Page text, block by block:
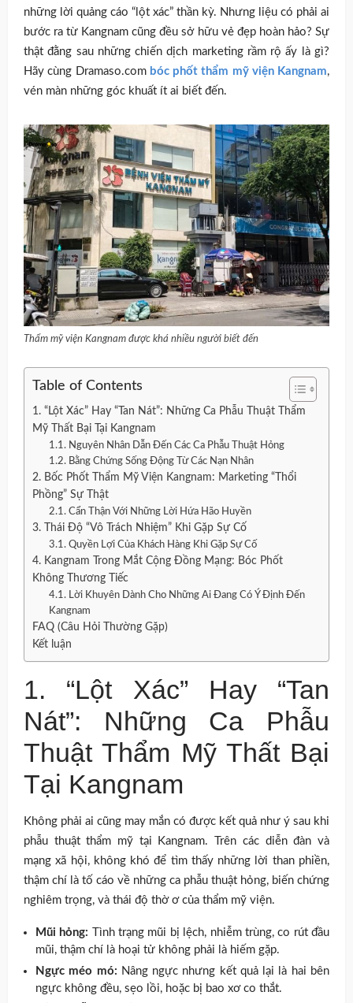
những lời quảng cáo “lột xác” thần kỳ. Nhưng liệu có phải ai
bước ra từ Kangnam cũng đều sở hữu vẻ đẹp hoàn hảo? Sự
thật đằng sau những chiến dịch marketing rầm rộ ấy là gì?
Hãy cùng Dramaso.com bóc phốt thẩm mỹ viện Kangnam,
vén màn những góc khuất ít ai biết đến.
Thẩm mỹ viện Kangnam được khá nhiều người biết đến
Table of Contents
1. “Lột Xác” Hay “Tan Nát”: Những Ca Phẫu Thuật Thẩm
Mỹ Thất Bại Tại Kangnam
1.1. Nguyên Nhân Dẫn Đến Các Ca Phẫu Thuật Hỏng
1.2. Bằng Chứng Sống Động Từ Các Nạn Nhân
2. Bốc Phốt Thẩm Mỹ Viện Kangnam: Marketing “Thổi
Phồng” Sự Thật
2.1. Cẩn Thận Với Những Lời Hứa Hão Huyền
3. Thái Độ “Vô Trách Nhiệm” Khi Gặp Sự Cố
3.1. Quyền Lợi Của Khách Hàng Khi Gặp Sự Cố
4. Kangnam Trong Mắt Cộng Đồng Mạng: Bóc Phốt
Không Thương Tiếc
4.1. Lời Khuyên Dành Cho Những Ai Đang Có Ý Định Đến
Kangnam
FAQ (Câu Hỏi Thường Gặp)
Kết luận
1. “Lột Xác” Hay “Tan
Nát”: Những Ca Phẫu
Thuật Thẩm Mỹ Thất Bại
Tại Kangnam
Không phải ai cũng may mắn có được kết quả như ý sau khi
phẫu thuật thẩm mỹ tại Kangnam. Trên các diễn đàn và
mạng xã hội, không khó để tìm thấy những lời than phiền,
thậm chí là tố cáo về những ca phẫu thuật hỏng, biến chứng
nghiêm trọng, và thái độ thờ ơ của thẩm mỹ viện.
Mũi hỏng: Tình trạng mũi bị lệch, nhiễm trùng, co rút đầu
mũi, thậm chí là hoại tử không phải là hiếm gặp.
Ngực méo mó: Nâng ngực nhưng kết quả lại là hai bên
ngực không đều, sẹo lồi, hoặc bị bao xơ co thắt.